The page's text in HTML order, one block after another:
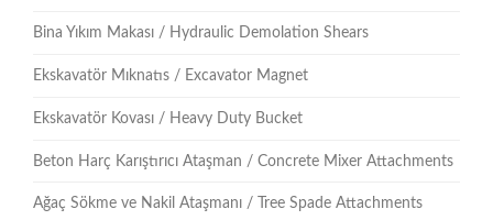
Bina Yıkım Makası / Hydraulic Demolation Shears
Ekskavatör Mıknatıs / Excavator Magnet
Ekskavatör Kovası / Heavy Duty Bucket
Beton Harç Karıştırıcı Ataşman / Concrete Mixer Attachments
Ağaç Sökme ve Nakil Ataşmanı / Tree Spade Attachments